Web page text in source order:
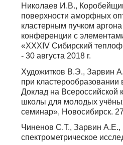
Николаев И.В.,
поверхности аморфных
кластерным пучком
конференции с
«XXXIV Сибирский
- 30 августа 2018 г.
Художитков В.Э., Зарвин
при кластерообразовании
Доклад на Всероссийской
школы для молодых
семинар», Новосибирск.
Чиненов С.Т., Зарвин
спектрометрическое